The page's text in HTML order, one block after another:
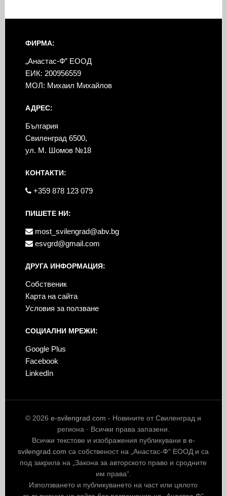
ФИРМА:
„Анастас-Ф” ЕООД
ЕИК: 200956559
МОЛ: Михаил Михайлов
АДРЕС:
България
Свиленград 6500,
ул. М. Шомов №18
КОНТАКТИ:
+359 878 123 079
ПИШЕТЕ НИ:
most_svilengrad@abv.bg
esvgrd@gmail.com
ДРУГА ИНФОРМАЦИЯ:
Собственик
Карта на сайта
Условия за ползване
СОЦИАЛНИ МРЕЖИ:
Google Plus
Facebook
LinkedIn
© 2026e-svilengrad.com - Новините от Свиленград и
региона · Всички права запазени.
Всички текстове и изображения публикувани в e-
svilengrad.com са собственост на „Анастас-Ф“ ЕООД и са
под закрила на „Закона за авторското право и сродните
им права“.
Използването и публикуването на част или цялото